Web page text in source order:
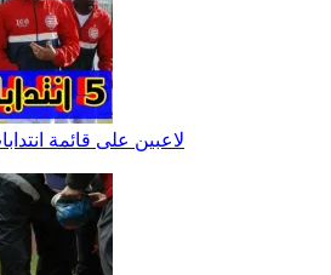
5 لاعبين على قائمة